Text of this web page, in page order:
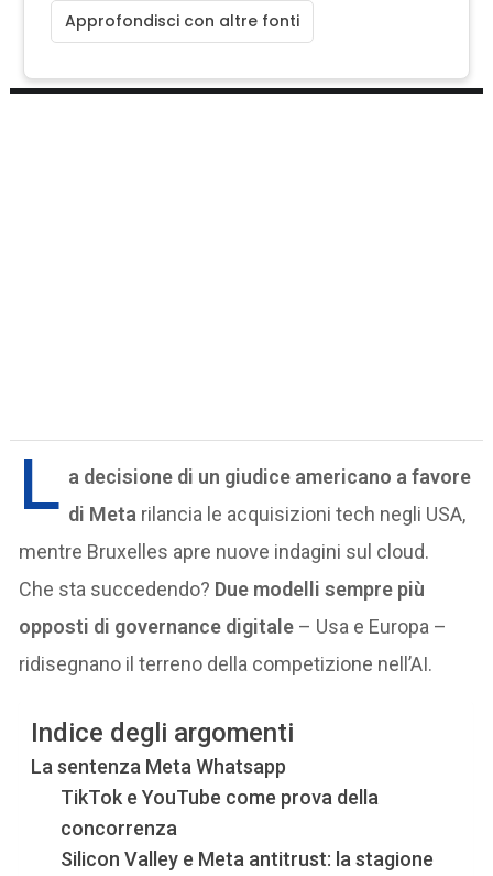
Approfondisci con altre fonti
L a decisione di un giudice americano a favore
di Meta rilancia le acquisizioni tech negli USA,
mentre Bruxelles apre nuove indagini sul cloud.
Che sta succedendo? Due modelli sempre più
opposti di governance digitale – Usa e Europa –
ridisegnano il terreno della competizione nell’AI.
Indice degli argomenti
La sentenza Meta Whatsapp
TikTok e YouTube come prova della
concorrenza
Silicon Valley e Meta antitrust: la stagione